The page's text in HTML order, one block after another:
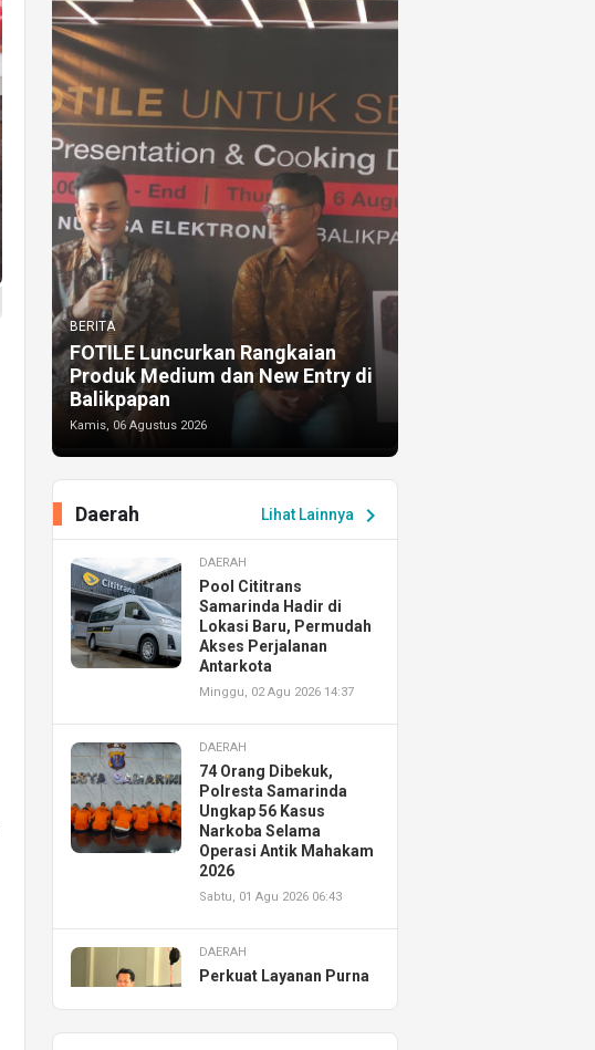
BERITA
FOTILE Luncurkan Rangkaian
Produk Medium dan New Entry di
Balikpapan
Kamis, 06 Agustus 2026
Lihat Lainnya chevron_right
Daerah
DAERAH
Pool Cititrans
Samarinda Hadir di
Lokasi Baru, Permudah
Akses Perjalanan
Antarkota
Minggu, 02 Agu 2026 14:37
DAERAH
74 Orang Dibekuk,
Polresta Samarinda
Ungkap 56 Kasus
Narkoba Selama
Operasi Antik Mahakam
2026
Sabtu, 01 Agu 2026 06:43
DAERAH
Perkuat Layanan Purna
Resmikan AHASS